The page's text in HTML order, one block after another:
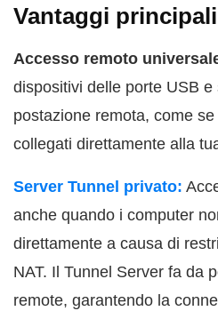
Vantaggi
Accesso remoto
dispositivi delle porte USB
postazione remota, come
collegati direttamente alla
Server Tunnel privato:
anche quando i computer
direttamente a causa di
NAT. Il Tunnel Server fa da
remote, garantendo la